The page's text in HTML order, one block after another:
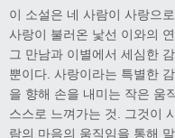
이 소설은 네 사람이 사랑으
사랑이 불러온 낯선 이와의
그 만남과 이별에서 세심한
뿐이다. 사랑이라는 특별한
을 향해 손을 내미는 작은 움
스스로 느껴가는 것. 그것이
람의 마음의 움직임을 통해